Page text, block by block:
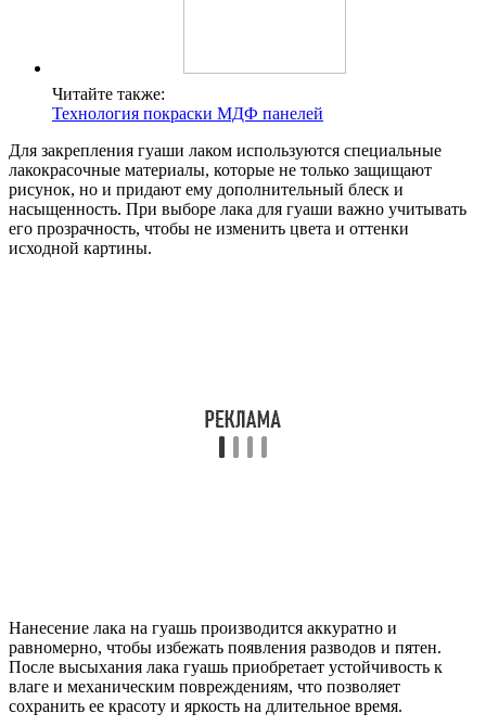
Читайте также:
Технология покраски МДФ панелей
Для закрепления гуаши лаком используются специальные
лакокрасочные материалы, которые не только защищают
рисунок, но и придают ему дополнительный блеск и
насыщенность. При выборе лака для гуаши важно учитывать
его прозрачность, чтобы не изменить цвета и оттенки
исходной картины.
Нанесение лака на гуашь производится аккуратно и
равномерно, чтобы избежать появления разводов и пятен.
После высыхания лака гуашь приобретает устойчивость к
влаге и механическим повреждениям, что позволяет
сохранить ее красоту и яркость на длительное время.